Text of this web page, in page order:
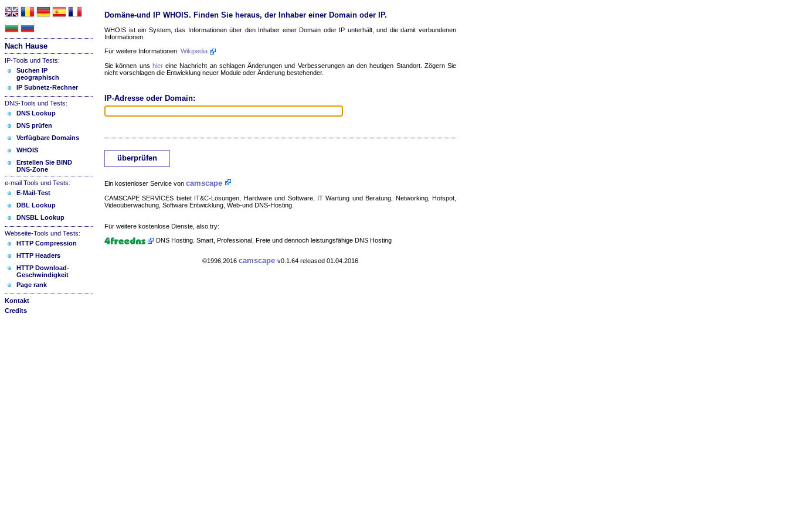
Nach Hause
IP-Tools und Tests:
Suchen IP
geographisch
IP Subnetz-Rechner
DNS-Tools und Tests:
DNS Lookup
DNS prüfen
Verfügbare Domains
WHOIS
Erstellen Sie BIND
DNS-Zone
e-mail Tools und Tests:
E-Mail-Test
DBL Lookup
DNSBL Lookup
Webseite-Tools und Tests:
HTTP Compression
HTTP Headers
HTTP Download-
Geschwindigkeit
Page rank
Kontakt
Credits
Domäne-und IP WHOIS. Finden Sie heraus, der Inhaber einer Domain oder IP.
WHOIS ist ein System, das Informationen über den Inhaber einer Domain oder IP unterhält, und die damit verbundenen
Informationen.
Für weitere Informationen: Wikipedia
Sie können uns hiereine Nachricht an schlagen Änderungen und Verbesserungen an den heutigen Standort. Zögern Sie
nicht vorschlagen die Entwicklung neuer Module oder Änderung bestehender.
IP-Adresse oder Domain:
überprüfen
Ein kostenloser Service von camscape
CAMSCAPE SERVICES bietet IT&C-Lösungen, Hardware und Software, IT Wartung und Beratung, Networking, Hotspot,
Videoüberwachung, Software Entwicklung, Web-und DNS-Hosting.
Für weitere kostenlose Dienste, also try:
DNS Hosting. Smart, Professional, Freie und dennoch leistungsfähige DNS Hosting
©1996,2016 camscape v0.1.64 released 01.04.2016